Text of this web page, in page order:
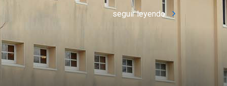
seguir leyendo